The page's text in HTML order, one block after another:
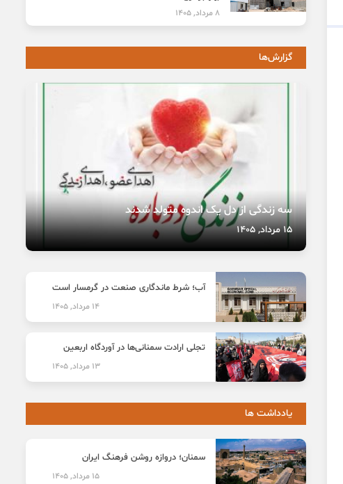
8 مرداد, 1405
گزارش‌ها
سه زندگی از دل یک اندوه متولد شدند
15 مرداد, 1405
آب؛ شرط ماندگاری صنعت در گرمسار است
14 مرداد, 1405
تجلی ارادت سمنانی‌ها در آوردگاه اربعین
13 مرداد, 1405
یادداشت ها
سمنان؛ دروازه روشن فرهنگ ایران
15 مرداد, 1405